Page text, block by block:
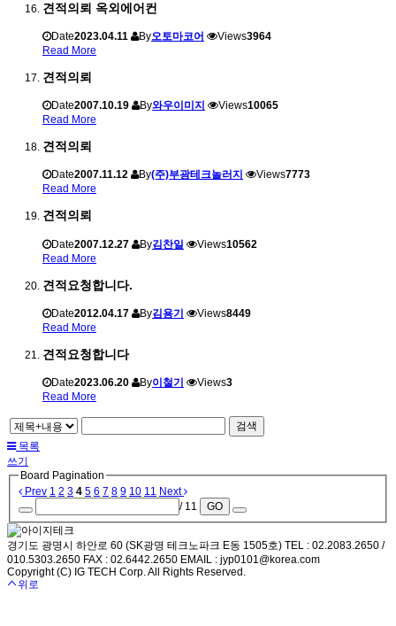
견적의뢰 옥외에어컨
Date2023.04.11 By오토마코어 Views3964
Read More
견적의뢰
Date2007.10.19 By와우이미지 Views10065
Read More
견적의뢰
Date2007.11.12 By(주)부광테크놀러지 Views7773
Read More
견적의뢰
Date2007.12.27 By김찬일 Views10562
Read More
견적요청합니다.
Date2012.04.17 By김용기 Views8449
Read More
견적요청합니다
Date2023.06.20 By이철기 Views3
Read More
검색
목록
쓰기
Board Pagination
Prev 1 2 3 4 5 6 7 8 9 10 11 Next
/ 11
GO
경기도 광명시 하안로 60 (SK광명 테크노파크 E동 1505호) TEL : 02.2083.2650 /
010.5303.2650 FAX : 02.6442.2650 EMAIL : jyp0101@korea.com
Copyright (C) IG TECH Corp. All Rights Reserved.
위로